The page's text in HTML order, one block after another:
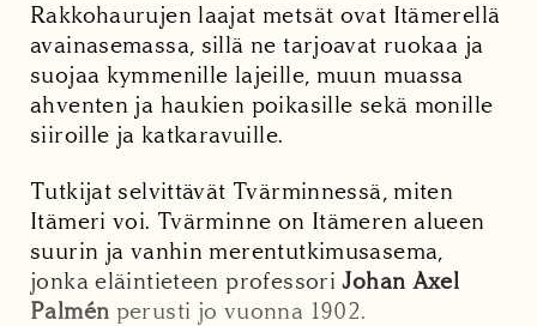
Rakkohaurujen laajat metsät ovat Itämerellä
avainasemassa, sillä ne tarjoavat ruokaa ja
suojaa kymmenille lajeille, muun muassa
ahventen ja haukien poikasille sekä monille
siiroille ja katkaravuille.
Tutkijat selvittävät Tvärminnessä, miten
Itämeri voi. Tvärminne on Itämeren alueen
suurin ja vanhin merentutkimusasema,
jonka eläintieteen professoriJohan Axel
Palmén perusti jo vuonna 1902.